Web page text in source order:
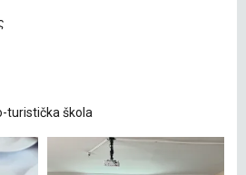
turistička škola